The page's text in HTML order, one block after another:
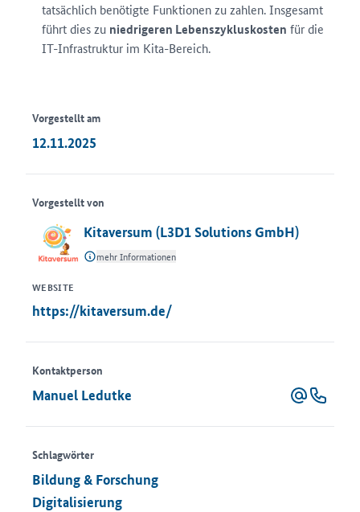
tatsächlich benötigte Funktionen zu zahlen. Insgesamt
führt dies zu niedrigeren Lebenszykluskosten für die
IT-Infrastruktur im Kita-Bereich.
Vorgestellt am
12.11.2025
Vorgestellt von
Kitaversum (L3D1 Solutions GmbH)
mehr Informationen
WEBSITE
https://kitaversum.de/
Kontaktperson
Manuel Ledutke
Schlagwörter
Bildung & Forschung
Digitalisierung